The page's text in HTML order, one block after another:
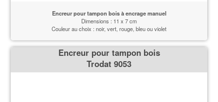
Encreur pour tampon bois à encrage manuel
Dimensions : 11 x 7 cm
Couleur au choix : noir, vert, rouge, bleu ou violet
Encreur pour tampon bois
Trodat 9053